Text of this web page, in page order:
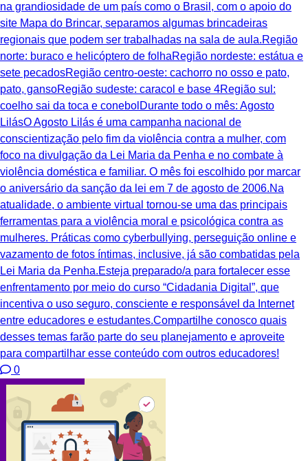
na grandiosidade de um país como o Brasil, com o apoio do
site Mapa do Brincar, separamos algumas brincadeiras
regionais que podem ser trabalhadas na sala de aula.Região
norte: buraco e helicóptero de folhaRegião nordeste: estátua e
sete pecadosRegião centro-oeste: cachorro no osso e pato,
pato, gansoRegião sudeste: caracol e base 4Região sul:
coelho sai da toca e conebolDurante todo o mês: Agosto
LilásO Agosto Lilás é uma campanha nacional de
conscientização pelo fim da violência contra a mulher, com
foco na divulgação da Lei Maria da Penha e no combate à
violência doméstica e familiar. O mês foi escolhido por marcar
o aniversário da sanção da lei em 7 de agosto de 2006.Na
atualidade, o ambiente virtual tornou-se uma das principais
ferramentas para a violência moral e psicológica contra as
mulheres. Práticas como cyberbullying, perseguição online e
vazamento de fotos íntimas, inclusive, já são combatidas pela
Lei Maria da Penha.Esteja preparado/a para fortalecer esse
enfrentamento por meio do curso “Cidadania Digital”, que
incentiva o uso seguro, consciente e responsável da Internet
entre educadores e estudantes.Compartilhe conosco quais
desses temas farão parte do seu planejamento e aproveite
para compartilhar esse conteúdo com outros educadores!
0